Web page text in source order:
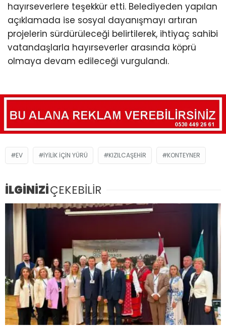
hayırseverlere teşekkür etti. Belediyeden yapılan
açıklamada ise sosyal dayanışmayı artıran
projelerin sürdürüleceği belirtilerek, ihtiyaç sahibi
vatandaşlarla hayırseverler arasında köprü
olmaya devam edileceği vurgulandı.
EV İYILIK İÇIN YÜRÜ KIZILCAŞEHIR KONTEYNER
İLGİNİZİÇEKEBİLİR